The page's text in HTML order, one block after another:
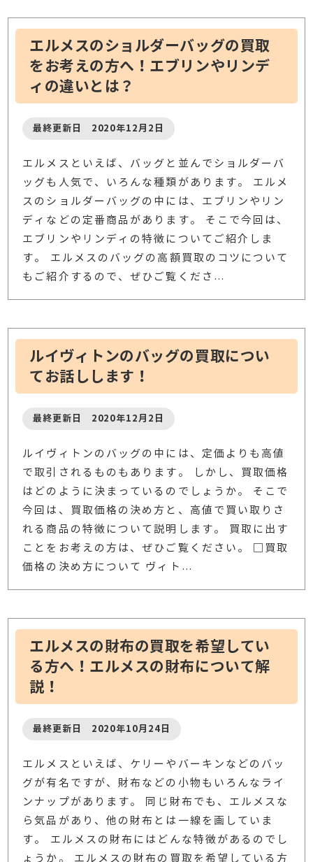
エルメスのショルダーバッグの買取
をお考えの方へ！エブリンやリンデ
ィの違いとは？
最終更新日 2020年12月2日
エルメスといえば、バッグと並んでショルダーバ
ッグも人気で、いろんな種類があります。 エルメ
スのショルダーバッグの中には、エブリンやリン
ディなどの定番商品があります。 そこで今回は、
エブリンやリンディの特徴についてご紹介しま
す。 エルメスのバッグの高額買取のコツについて
もご紹介するので、ぜひご覧くださ …
ルイヴィトンのバッグの買取につい
てお話しします！
最終更新日 2020年12月2日
ルイヴィトンのバッグの中には、定価よりも高値
で取引されるものもあります。 しかし、買取価格
はどのように決まっているのでしょうか。 そこで
今回は、買取価格の決め方と、高値で買い取りさ
れる商品の特徴について説明します。 買取に出す
ことをお考えの方は、ぜひご覧ください。 □買取
価格の決め方について ヴィト …
エルメスの財布の買取を希望してい
る方へ！エルメスの財布について解
説！
最終更新日 2020年10月24日
エルメスといえば、ケリーやバーキンなどのバッ
グが有名ですが、財布などの小物もいろんなライ
ンナップがあります。 同じ財布でも、エルメスな
ら気品があり、他の財布とは一線を画していま
す。 エルメスの財布にはどんな特徴があるのでし
ょうか。 エルメスの財布の買取を希望している方